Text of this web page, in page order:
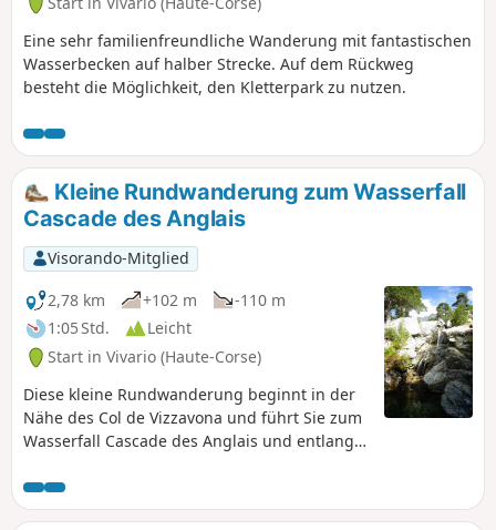
Eine sehr familienfreundliche Wanderung mit fantastischen
Wasserbecken auf halber Strecke. Auf dem Rückweg
besteht die Möglichkeit, den Kletterpark zu nutzen.
Kleine Rundwanderung zum Wasserfall
Cascade des Anglais
Visorando-Mitglied
2,78 km
+102 m
-110 m
1:05 Std.
Leicht
Start in Vivario (Haute-Corse)
Diese kleine Rundwanderung beginnt in der
Nähe des Col de Vizzavona und führt Sie zum
Wasserfall Cascade des Anglais und entlang
Becken, die zum Baden einladen. Der Aufstieg
erfolgt über einen einfachen Waldweg.